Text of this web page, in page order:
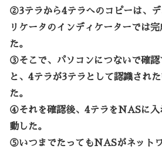
②3テラから4テラへのコピーは、デ
リケータのインディケーターでは完
た。
③そこで、パソコンにつないで確認
と、4テラが3テラとして認識された
た。
④それを確認後、4テラをNASに入
動した。
⑤いつまでたってもNASがネット